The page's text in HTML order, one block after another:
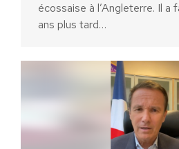
écossaise à l’Angleterre. Il a
ans plus tard…